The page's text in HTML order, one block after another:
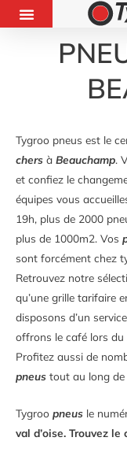
Tygroo pneus est le
chers à Beauchamp.
et confiez le
équipes vous
19h, plus de 2000
plus de 1000m2. Vos
sont forcément chez
Retrouvez notre
qu’une grille tarifaire
disposons d’un
offrons le café lors du
Profitez aussi de
pneus tout au long de
Tygroo pneus le
val d’oise. Trouvez